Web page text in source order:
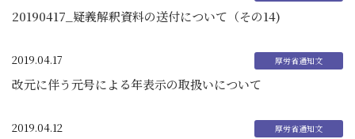
20190417_疑義解釈資料の送付について（その14)
2019.04.17
改元に伴う元号による年表示の取扱いについて
2019.04.12